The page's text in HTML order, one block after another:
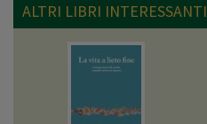
ALTRI LIBRI INTERESSANTI